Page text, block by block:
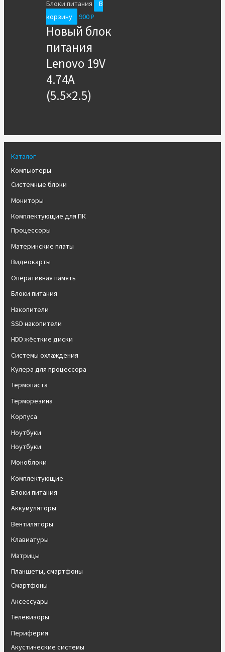
Каталог
Компьютеры
Системные блоки
Мониторы
Комплектующие для ПК
Процессоры
Материнские платы
Видеокарты
Оперативная память
Блоки питания
Накопители
SSD накопители
HDD жёсткие диски
Системы охлаждения
Кулера для процессора
Термопаста
Терморезина
Корпуса
Ноутбуки
Ноутбуки
Моноблоки
Комплектующие
Блоки питания
Аккумуляторы
Вентиляторы
Клавиатуры
Матрицы
Планшеты, смартфоны
Смартфоны
Аксессуары
Телевизоры
Периферия
Акустические системы
Блоки питания
В
корзину
900₽
Новый блок
питания
Lenovo 19V
4.74A
(5.5×2.5)